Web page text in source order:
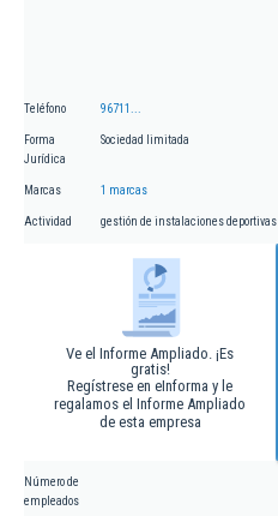
Teléfono 96711...
Forma
Jurídica
Sociedad limitada
Marcas 1 marcas
Actividad gestión de instalaciones deportivas
Ve el Informe Ampliado. ¡Es
gratis!
Regístrese en eInforma y le
regalamos el Informe Ampliado
de esta empresa
Número de
empleados